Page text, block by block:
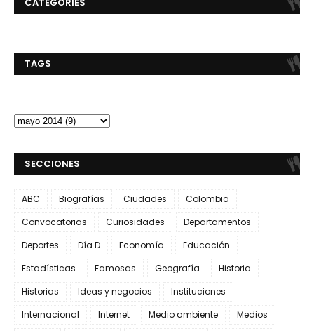
TAGS
SECCIONES
ABC Biografías Ciudades
Colombia
Convocatorias
Curiosidades
Departamentos
Deportes
Día D Economía
Educación
Estadísticas
Famosas Geografía
Historia
Historias
Ideas y negocios
Instituciones
Internacional
Internet Medio ambiente
Medios